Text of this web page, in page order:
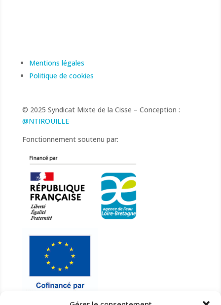
Mentions légales
Politique de cookies
© 2025 Syndicat Mixte de la Cisse – Conception :
@NTIROUILLE
Fonctionnement soutenu par: